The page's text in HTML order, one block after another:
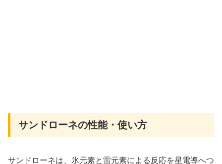
サンドローネの性能・使い方
サンドローネは、氷元素と雷元素による反応を星電導へつ